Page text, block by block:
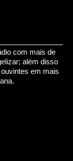
com mais de
além disso
em mais